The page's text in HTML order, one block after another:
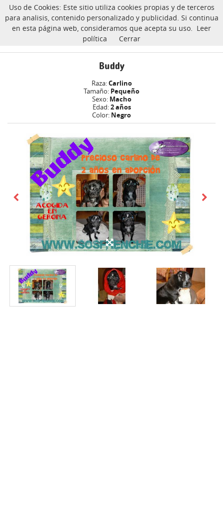
CarlinoSOS
Buddy carlino Adoptado
Buddy
Raza:Carlino
Tamaño: Pequeño
Sexo: Macho
Edad:2 años
Color: Negro
Uso de Cookies: Este sitio utiliza cookies propias y de terceros
para analisis, contenido personalizado y publicidad. Si continua
en esta página web, consideramos que acepta su uso. Leer
política
Cerrar